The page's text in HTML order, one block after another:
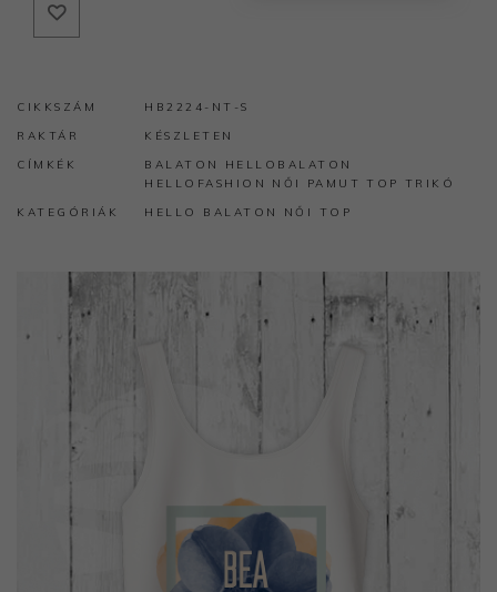
CIKKSZÁM
HB2224-NT-S
RAKTÁR
KÉSZLETEN
CÍMKÉK
BALATON
HELLOBALATON
HELLOFASHION
NŐI PAMUT TOP
TRIKÓ
KATEGÓRIÁK
HELLO BALATON NŐI TOP